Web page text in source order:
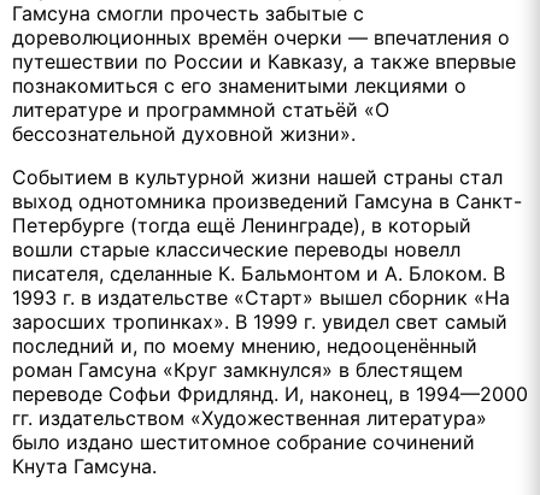
Гамсуна смогли прочесть забытые с
дореволюционных времён очерки — впечатления о
путешествии по России и Кавказу, а также впервые
познакомиться с его знаменитыми лекциями о
литературе и программной статьёй «О
бессознательной духовной жизни».
Событием в культурной жизни нашей страны стал
выход однотомника произведений Гамсуна в Санкт-
Петербурге (тогда ещё Ленинграде), в который
вошли старые классические переводы новелл
писателя, сделанные К. Бальмонтом и А. Блоком. В
1993 г. в издательстве «Старт» вышел сборник «На
заросших тропинках». В 1999 г. увидел свет самый
последний и, по моему мнению, недооценённый
роман Гамсуна «Круг замкнулся» в блестящем
переводе Софьи Фридлянд. И, наконец, в 1994—2000
гг. издательством «Художественная литература»
было издано шеститомное собрание сочинений
Кнута Гамсуна.